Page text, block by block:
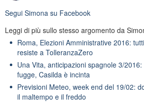
Segui Simona su Facebook
Leggi di più sullo stesso argomento da
Roma, Elezioni Amministrative 2016:
resiste a TolleranzaZero
Una Vita, anticipazioni spagnole 3/
fugge, Casilda è incinta
Previsioni Meteo, week end del 19/02:
il maltempo e il freddo